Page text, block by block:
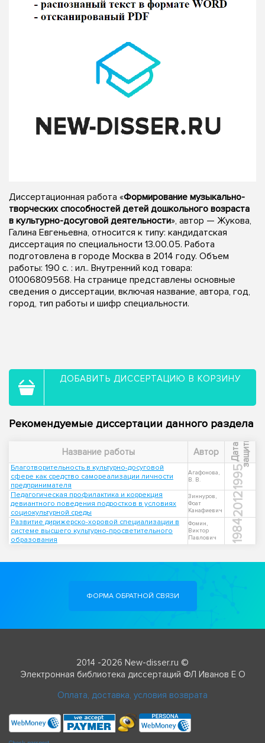
Диссертационная работа «Формирование музыкально-
творческих способностей детей дошкольного возраста
в культурно-досуговой деятельности», автор — Жукова,
Галина Евгеньевна, относится к типу: кандидатская
диссертация по специальности 13.00.05. Работа
подготовлена в городе Москва в 2014 году. Объем
работы: 190 с. : ил.. Внутренний код товара:
01006809568. На странице представлены основные
сведения о диссертации, включая название, автора, год,
город, тип работы и шифр специальности.
ДОБАВИТЬ ДИССЕРТАЦИЮ В КОРЗИНУ
Рекомендуемые диссертации данного раздела
Название работы Автор Д
а
т
а
з
а
щ
и
т ы
Благотворительность в культурно-досуговой
сфере как средство самореализации личности
предпринимателя
Агафонова,
В. В.
1995
Педагогическая профилактика и коррекция
девиантного поведения подростков в условиях
социокультурной среды
Зиннуров,
Фоат
Канафиевич
2012
Развитие дирижерско-хоровой специализации в
системе высшего культурно-просветительного
образования
Фомин,
Виктор
Павлович
1984
ФОРМА ОБРАТНОЙ СВЯЗИ
2014 -2026 New-disser.ru ©
Электронная библиотека диссертаций ФЛ Иванов Е О
Оплата, доставка, условия возврата